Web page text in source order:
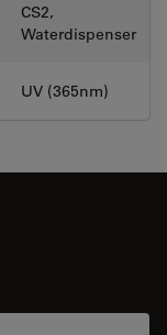
CS2,
Waterdispenser
UV (365nm)